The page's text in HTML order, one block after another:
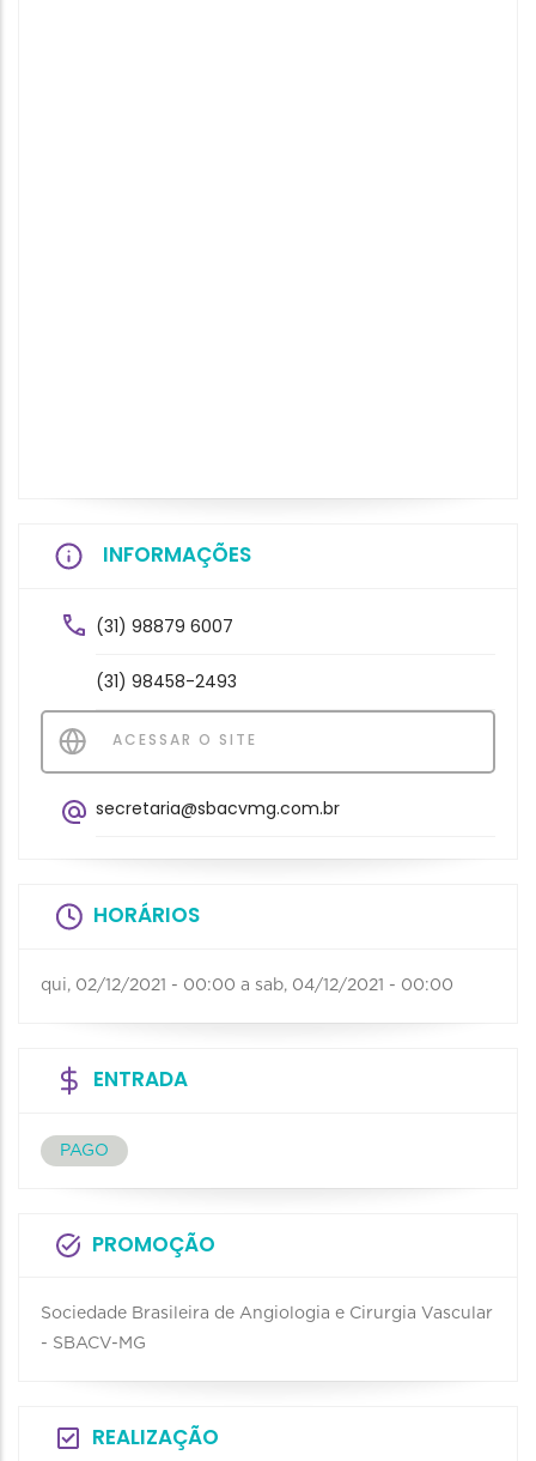
INFORMAÇÕES
(31) 98879 6007
(31) 98458-2493
ACESSAR O SITE
secretaria@sbacvmg.com.br
HORÁRIOS
qui, 02/12/2021 - 00:00 a sab, 04/12/2021 - 00:00
ENTRADA
PAGO
PROMOÇÃO
Sociedade Brasileira de Angiologia e Cirurgia Vascular
- SBACV-MG
REALIZAÇÃO